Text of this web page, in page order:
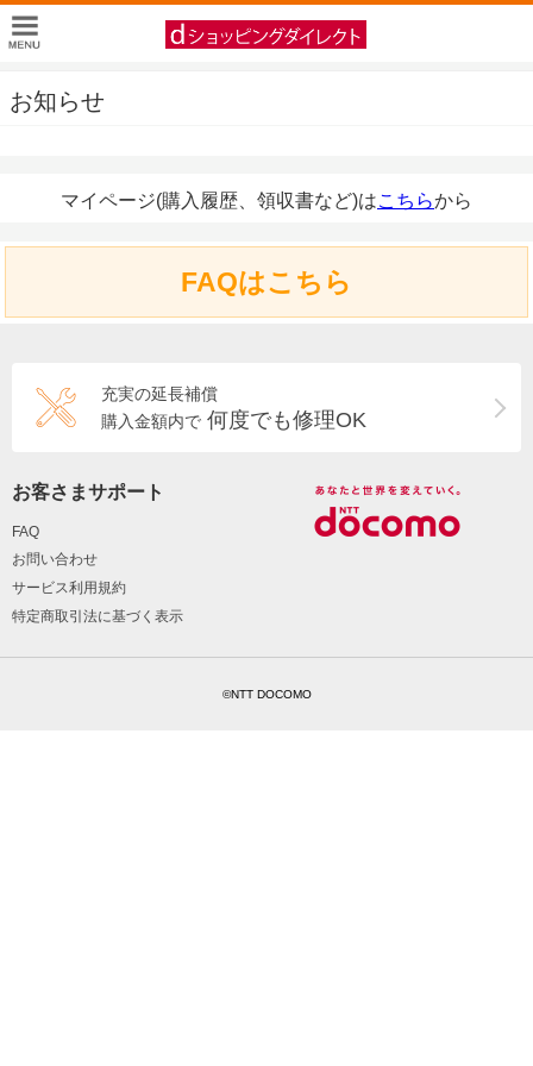
お知らせ
マイページ(購入履歴、領収書など)はこちらから
FAQはこちら
充実の延長補償
購入金額内で 何度でも修理OK
お客さまサポート
FAQ
お問い合わせ
サービス利用規約
特定商取引法に基づく表示
©NTT DOCOMO